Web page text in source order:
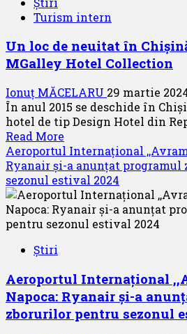
prezintă
pentru
deplasările
Spațiul
Schengen
a
după
31
martie
2024”
Turism intern
Un loc de neuitat în
MGalley Hotel Collection
Ionuț MĂCELARU 29 martie
În anul 2015 se deschide în
hotel de tip Design Hotel din
Read More
more
about
Un
loc
de
neuitat
MGalley
Hotel
Collection
Aeroportul Internațional ,,Avram
Ryanair și-a anunțat programul
sezonul estival 2024
Știri
Aeroportul Internațional
Napoca: Ryanair și-a
zborurilor pentru sezonul